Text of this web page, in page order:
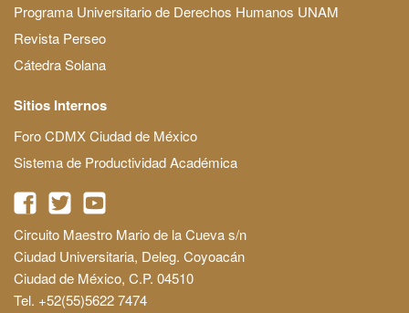
Programa Universitario de Derechos Humanos UNAM
Revista Perseo
Cátedra Solana
Sitios Internos
Foro CDMX Ciudad de México
Sistema de Productividad Académica
Circuito Maestro Mario de la Cueva s/n
Ciudad Universitaria, Deleg. Coyoacán
Ciudad de México, C.P. 04510
Tel. +52(55)5622 7474